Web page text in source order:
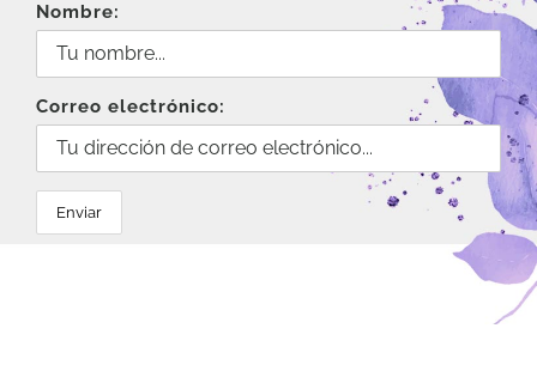
Nombre:
Correo electrónico: